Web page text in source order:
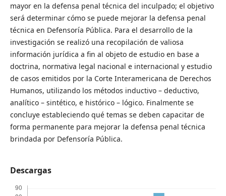
mayor en la defensa penal técnica del inculpado; el objetivo
será determinar cómo se puede mejorar la defensa penal
técnica en Defensoría Pública. Para el desarrollo de la
investigación se realizó una recopilación de valiosa
información jurídica a fin al objeto de estudio en base a
doctrina, normativa legal nacional e internacional y estudio
de casos emitidos por la Corte Interamericana de Derechos
Humanos, utilizando los métodos inductivo – deductivo,
analítico – sintético, e histórico – lógico. Finalmente se
concluye estableciendo qué temas se deben capacitar de
forma permanente para mejorar la defensa penal técnica
brindada por Defensoría Pública.
Descargas